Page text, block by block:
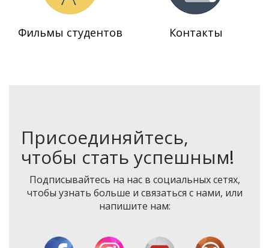
Фильмы студентов Контакты
Присоединяйтесь,
чтобы стать успешным!
Подписывайтесь на нас в социальных сетях,
чтобы узнать больше и связаться с нами, или
напишите нам: